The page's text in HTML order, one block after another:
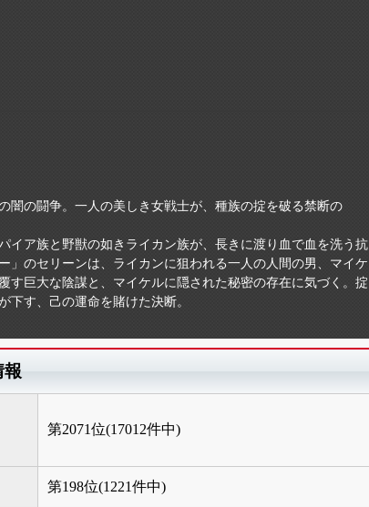
闇の闘争。一人の美しき女戦士が、種族の掟を破る禁断の
イア族と野獣の如きライカン族が、長きに渡り血で血を洗う抗
」のセリーンは、ライカンに狙われる一人の人間の男、マイケ
す巨大な陰謀と、マイケルに隠された秘密の存在に気づく。掟
下す、己の運命を賭けた決断。
報
第2071位(17012件中)
第198位(1221件中)